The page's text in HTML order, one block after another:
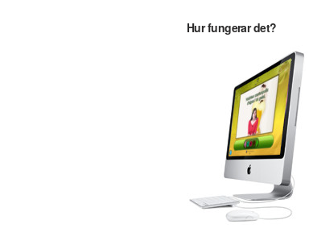
Hur fungerar det?